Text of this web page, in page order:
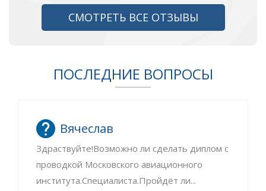
СМОТРЕТЬ ВСЕ ОТЗЫВЫ
ПОСЛЕДНИЕ ВОПРОСЫ
Вячеслав
Здраствуйте!Возможно ли сделать диплом с
проводкой Московского авиационного
института.Специалиста.Пройдёт ли...